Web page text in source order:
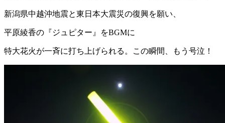
新潟県中越沖地震と東日本大震災の復興を願い、
平原綾香の『ジュピター』をBGMに
特大花火が一斉に打ち上げられる。この瞬間、もう号泣！